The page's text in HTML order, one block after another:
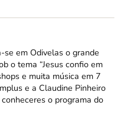
em Odivelas o grande
o tema “Jesus confio em
e muita música em 7
e a Claudine Pinheiro
o programa do